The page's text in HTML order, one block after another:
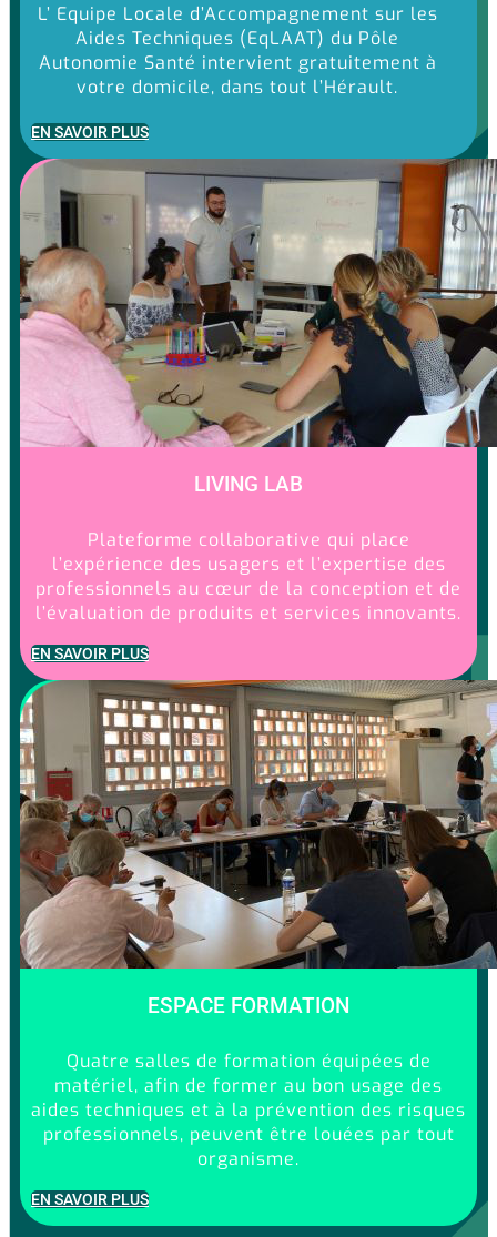
L’ Equipe Locale d’Accompagnement sur les
Aides Techniques (EqLAAT) du Pôle
Autonomie Santé intervient gratuitement à
votre domicile, dans tout l’Hérault.
EN SAVOIR PLUS
LIVING LAB
Plateforme collaborative qui place
l’expérience des usagers et l’expertise des
professionnels au cœur de la conception et de
l’évaluation de produits et services innovants.
EN SAVOIR PLUS
ESPACE FORMATION
Quatre salles de formation équipées de
matériel, afin de former au bon usage des
aides techniques et à la prévention des risques
professionnels, peuvent être louées par tout
organisme.
EN SAVOIR PLUS